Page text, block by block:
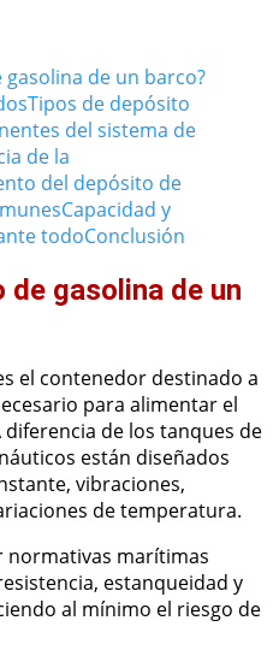
gasolina de un barco?
Tipos de depósito
del sistema de
de la
del depósito de
Capacidad y
todoConclusión
de gasolina de un
el contenedor destinado a
para alimentar el
de los tanques de
están diseñados
vibraciones,
de temperatura.
normativas marítimas
estanqueidad y
al mínimo el riesgo de